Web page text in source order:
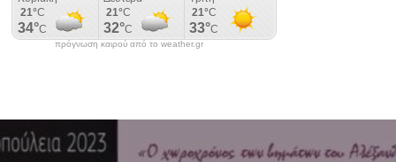
πρόγνωση καιρού από το weather.gr